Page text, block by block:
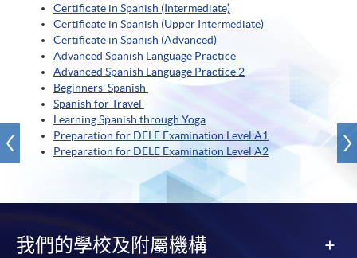
Certificate in Spanish (Intermediate)
Certificate in Spanish (Upper Intermediate)
Certificate in Spanish (Advanced)
Advanced Spanish Language Practice
Advanced Spanish Language Practice 2
Beginners' Spanish
Spanish for Travel
Learning Spanish through Yoga
Preparation for DELE Examination Level A1
Preparation for DELE Examination Level A2
我們的學校及附屬機構